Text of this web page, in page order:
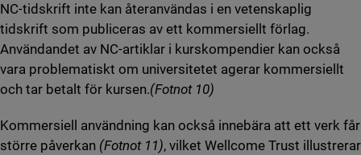
NC-tidskrift inte kan återanvändas i en vetenskaplig
tidskrift som publiceras av ett kommersiellt förlag.
Användandet av NC-artiklar i kurskompendier kan också
vara problematiskt om universitetet agerar kommersiellt
och tar betalt för kursen.(Fotnot 10)
Kommersiell användning kan också innebära att ett verk får
större påverkan (Fotnot 11), vilket Wellcome Trust illustrerar